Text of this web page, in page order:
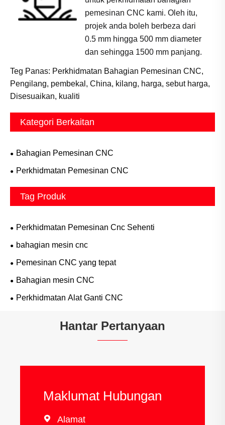
pemesinan CNC kami. Oleh itu,
projek anda boleh berbeza dari
0.5 mm hingga 500 mm diameter
dan sehingga 1500 mm panjang.
Teg Panas: Perkhidmatan Bahagian Pemesinan CNC,
Pengilang, pembekal, China, kilang, harga, sebut harga,
Disesuaikan, kualiti
Kategori Berkaitan
Bahagian Pemesinan CNC
Perkhidmatan Pemesinan CNC
Tag Produk
Perkhidmatan Pemesinan Cnc Sehenti
bahagian mesin cnc
Pemesinan CNC yang tepat
Bahagian mesin CNC
Perkhidmatan Alat Ganti CNC
Hantar Pertanyaan
Maklumat Hubungan
 Alamat